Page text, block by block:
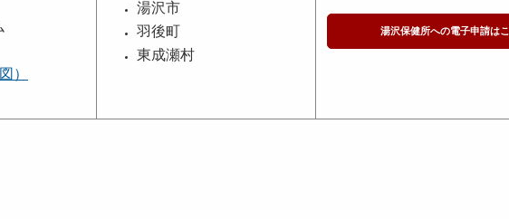
）
湯沢市
羽後町
東成瀬村
湯沢保健所への電子申請は